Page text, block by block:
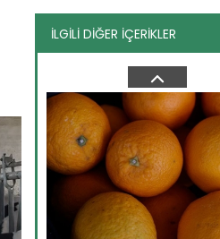
İLGİLİ DİĞER İÇERİKLER
Çiçekler açtı ama kış
Dört mevsimin aynı anda
ülkemizde Amasya'da çiçek
Devamını Oku ->